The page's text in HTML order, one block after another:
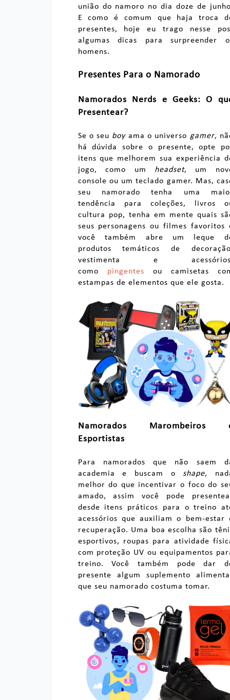
união do namoro no dia doze de
E como é comum que haja troca
presentes, hoje eu trago nesse
algumas dicas para surpreender
homens.
Presentes Para o Namorado
Namorados Nerds e Geeks: O
Presentear?
Se o seu boyama o universo gamer,
há dúvida sobre o presente, opte
itens que melhorem sua experiência
jogo, como um headset, um
console ou um teclado gamer. Mas,
seu namorado tenha uma
tendência para coleções, livros
cultura pop, tenha em mente quais
seus personagens ou filmes favoritos
você também abre um leque
produtos temáticos de
vestimenta e
como pingentes ou camisetas
estampas de elementos que ele gosta.
Namorados Marombeiros
Esportistas
Para namorados que não saem
academia e buscam o shape,
melhor do que incentivar o foco do
amado, assim você pode
desde itens práticos para o treino
acessórios que auxiliam o bem-estar
recuperação. Uma boa escolha são
esportivos, roupas para atividade
com proteção UV ou equipamentos
treino. Você também pode dar
presente algum suplemento
que seu namorado costuma tomar.